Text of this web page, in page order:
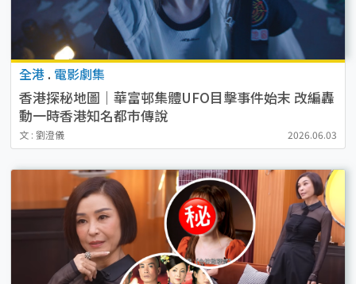
全港 . 電影劇集
香港探秘地圖｜華富邨集體UFO目擊事件始末 改編轟
動一時香港知名都巿傳說
文 : 劉澄儀 2026.06.03